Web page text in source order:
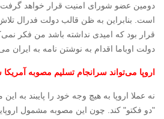
دومین عضو شورای امنیت قرار خواهد گرفت.
است. بنابراین به ظن قالب دولت فدرال
قرار بود که امیدی نداشته باشد من فکر
دولت اوباما اقدام به نوشتن نامه به ایران
اروپا می‌تواند سرانجام تسلیم مصوبه
نه عملا اروپا به هیچ وجه خود را پایبند به
"دو فکتو" کند. چون این مصوبه مشمول